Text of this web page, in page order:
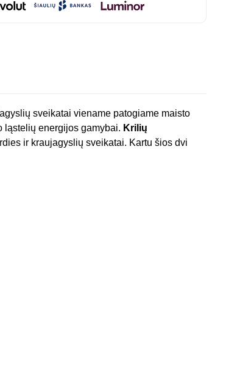
sveikatai viename patogiame maisto
ląstelių energijos gamybai. Krilių
ir kraujagyslių sveikatai. Kartu šios dvi